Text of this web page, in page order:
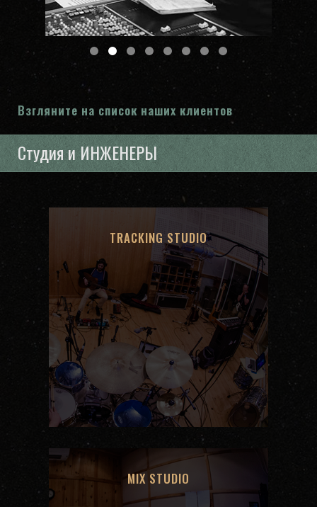
Взгляните на список наших клиентов
Студия и ИНЖЕНЕРЫ
TRACKING STUDIO
MIX STUDIO